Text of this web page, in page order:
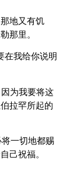
地又有饥
那里。
在我给你说明
为我要将这
拉罕所起的
一切地都赐
己祝福。